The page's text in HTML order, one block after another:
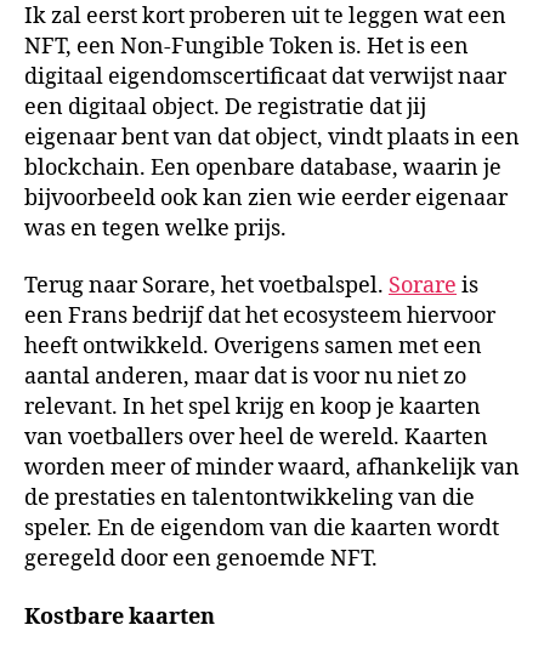
Ik zal eerst kort proberen uit te leggen wat een
NFT, een Non-Fungible Token is. Het is een
digitaal eigendomscertificaat dat verwijst naar
een digitaal object. De registratie dat jij
eigenaar bent van dat object, vindt plaats in een
blockchain. Een openbare database, waarin je
bijvoorbeeld ook kan zien wie eerder eigenaar
was en tegen welke prijs.
Terug naar Sorare, het voetbalspel. Sorare is
een Frans bedrijf dat het ecosysteem hiervoor
heeft ontwikkeld. Overigens samen met een
aantal anderen, maar dat is voor nu niet zo
relevant. In het spel krijg en koop je kaarten
van voetballers over heel de wereld. Kaarten
worden meer of minder waard, afhankelijk van
de prestaties en talentontwikkeling van die
speler. En de eigendom van die kaarten wordt
geregeld door een genoemde NFT.
Kostbare kaarten